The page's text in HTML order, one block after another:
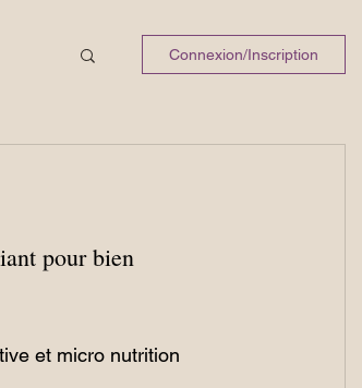
Connexion/Inscription
pour bien
et micro nutrition